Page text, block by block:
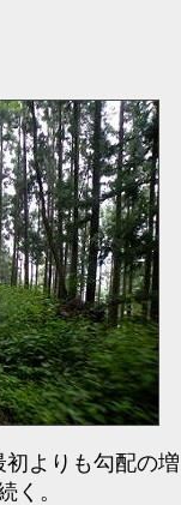
よりも勾配の増
く。